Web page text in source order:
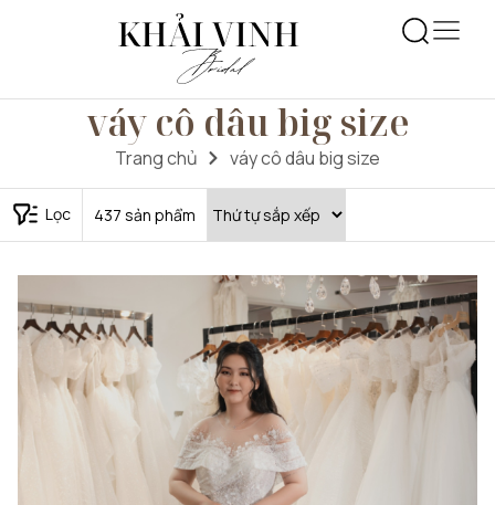
váy cô dâu big size
Trang chủ váy cô dâu big size
Lọc 437 sản phẩm